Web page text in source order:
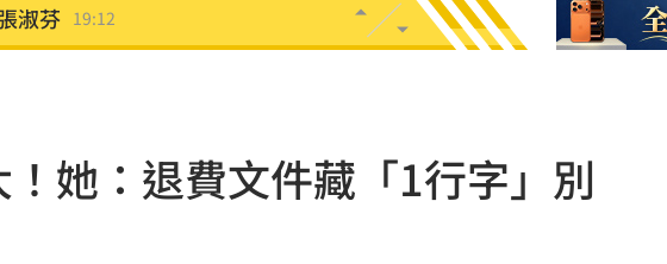
淑芬 19:12
明
轟 19:00
人
她：退費文件藏「1行字」別